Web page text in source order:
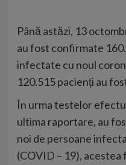
Până astăzi, 13
au fost confirmate
infectate cu noul
120.515 pacienți au
În urma testelor
ultima raportare, au
noi de persoane
(COVID – 19), acestea